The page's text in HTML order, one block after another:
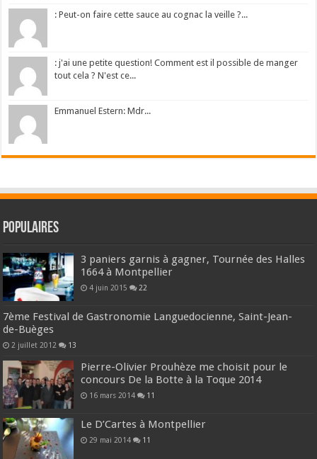
: Peut-on faire cette sauce au cognac la veille ?...
: j'ai une petite question! Comment est il possible de manger
tout cela ? N'est ce...
Emmanuel Estern: Mdr...
Populaires
3 paniers garnis à gagner, Tournée des Halles
1664 à Montpellier
4 juin 2015 22
7ème Festival de Gastronomie Languedocienne, Saint-Jean-
de-Buèges
2 juillet 2012 13
Pierre-Olivier Prouhèze me choisit pour le
concours De la Botte à la Toque 2014
16 mars 2014 11
Le D’Cartes à Montpellier
29 mai 2014 11